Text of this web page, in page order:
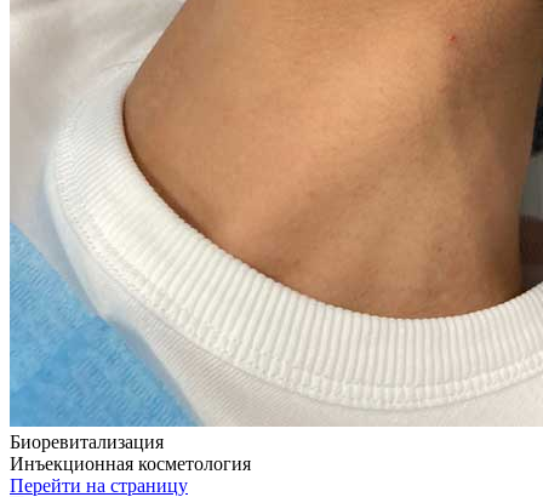
Биоревитализация
Инъекционная косметология
Перейти на страницу